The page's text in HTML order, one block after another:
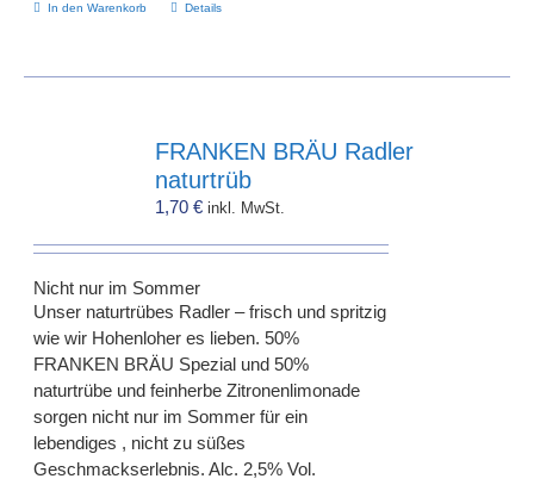
In den Warenkorb Details
FRANKEN BRÄU Radler
naturtrüb
1,70€ inkl. MwSt.
Nicht nur im Sommer
Unser naturtrübes Radler – frisch und spritzig
wie wir Hohenloher es lieben. 50%
FRANKEN BRÄU Spezial und 50%
naturtrübe und feinherbe Zitronenlimonade
sorgen nicht nur im Sommer für ein
lebendiges , nicht zu süßes
Geschmackserlebnis. Alc. 2,5% Vol.